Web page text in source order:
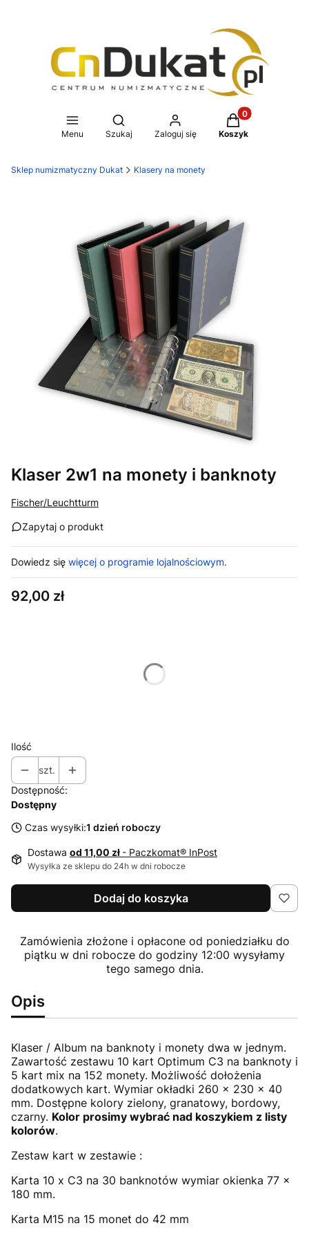
Menu
Otwórz wyszukiwarkę
Szukaj Zaloguj się
Produkty w
Koszyk
Sklep numizmatyczny Dukat Klasery na monety
Klaser 2w1 na monety i banknoty
Fischer/Leuchtturm
Zapytaj o produkt
Dowiedz się więcej o programie lojalnościowym.
Cena
92,00 zł
Ilość
szt.
Dostępność:
Dostępny
Czas wysyłki:1 dzień roboczy
Dostawa od 11,00 zł - Paczkomat® InPost
Wysyłka ze sklepu do 24h w dni robocze
Dodaj do koszyka
Zamówienia złożone i opłacone od poniedziałku do
piątku w dni robocze do godziny 12:00 wysyłamy
tego samego dnia.
Opis
Klaser / Album na banknoty i monety dwa w jednym.
Zawartość zestawu 10 kart Optimum C3 na banknoty i
5 kart mix na 152 monety. Możliwość dołożenia
dodatkowych kart. Wymiar okładki 260 x 230 x 40
mm. Dostępne kolory zielony, granatowy, bordowy,
czarny. Kolor prosimy wybrać nad koszykiem z listy
kolorów.
Zestaw kart w zestawie :
Karta 10 x C3 na 30 banknotów wymiar okienka 77 x
180 mm.
Karta M15 na 15 monet do 42 mm